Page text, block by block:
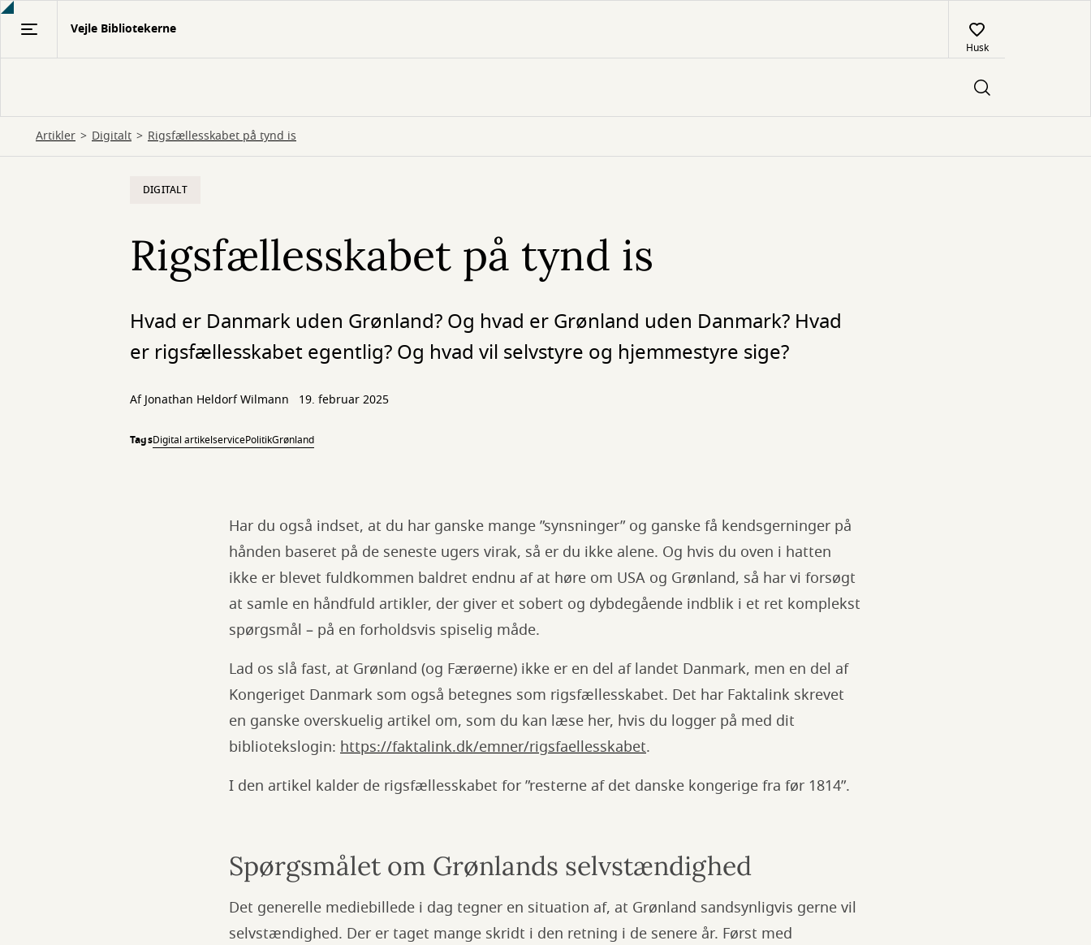
Gå
Vejle Bibliotekerne
Husk
Artikler Digitalt Rigsfællesskabet på tynd is
DIGITALT
Rigsfællesskabet på tynd is
Hvad er Danmark uden Grønland? Og hvad er Grønland uden Danmark? Hvad
er rigsfællesskabet egentlig? Og hvad vil selvstyre og hjemmestyre sige?
AfJonathan Heldorf Wilmann 19. februar 2025
TagsDigital artikelservicePolitikGrønland
Har du også indset, at du har ganske mange ”synsninger” og ganske få kendsgerninger på
hånden baseret på de seneste ugers virak, så er du ikke alene. Og hvis du oven i hatten
ikke er blevet fuldkommen baldret endnu af at høre om USA og Grønland, så har vi forsøgt
at samle en håndfuld artikler, der giver et sobert og dybdegående indblik i et ret komplekst
spørgsmål – på en forholdsvis spiselig måde.
Lad os slå fast, at Grønland (og Færøerne) ikke er en del af landet Danmark, men en del af
Kongeriget Danmark som også betegnes som rigsfællesskabet. Det har Faktalink skrevet
en ganske overskuelig artikel om, som du kan læse her, hvis du logger på med dit
bibliotekslogin: https://faktalink.dk/emner/rigsfaellesskabet.
I den artikel kalder de rigsfællesskabet for ”resterne af det danske kongerige fra før 1814”.
Spørgsmålet om Grønlands selvstændighed
Det generelle mediebillede i dag tegner en situation af, at Grønland sandsynligvis gerne vil
selvstændighed. Der er taget mange skridt i den retning i de senere år. Først med